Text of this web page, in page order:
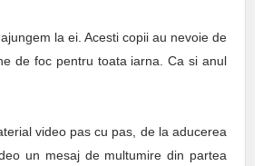
la ei. Acesti copii au nevoie de
de foc pentru toata iarna. Ca si anul
video pas cu pas, de la aducerea
un mesaj de multumire din partea